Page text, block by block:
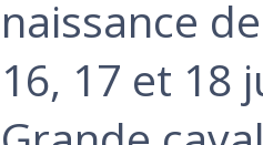
naissance
16, 17 et 18